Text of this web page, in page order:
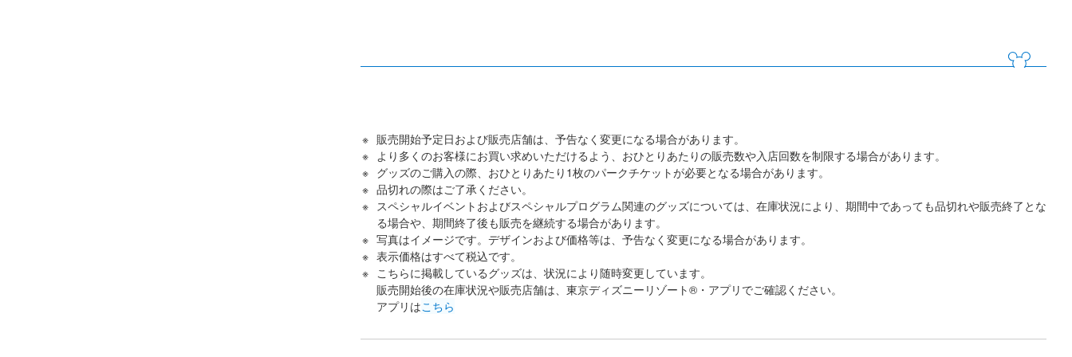
販売開始予定日および販売店舗は、予告なく変更になる場合があります。
より多くのお客様にお買い求めいただけるよう、おひとりあたりの販売数や入店回数を制限する場合があります。
グッズのご購入の際、おひとりあたり1枚のパークチケットが必要となる場合があります。
品切れの際はご了承ください。
スペシャルイベントおよびスペシャルプログラム関連のグッズについては、在庫状況により、期間中であっても品切れや販売終了とな
る場合や、期間終了後も販売を継続する場合があります。
写真はイメージです。デザインおよび価格等は、予告なく変更になる場合があります。
表示価格はすべて税込です。
こちらに掲載しているグッズは、状況により随時変更しています。
販売開始後の在庫状況や販売店舗は、東京ディズニーリゾート®・アプリでご確認ください。
アプリはこちら